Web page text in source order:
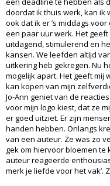
doordat ik thuis werk, kan ik
ook dat ik er ’s middags
een paar uur werk. Het geeft
uitdagend, stimulerend en
kansen. We leefden altijd
uitkering heb gekregen. Nu
mogelijk apart. Het geeft mij
kan kopen van mijn
Jo-Ann geniet van de
voor mijn logo kiest, dat ze
er goed uitziet. Er zijn
handen hebben. Onlangs
van een auteur. Ze was zo
gek om hiervoor bloemen te
auteur reageerde
merk je liefde voor het vak’.